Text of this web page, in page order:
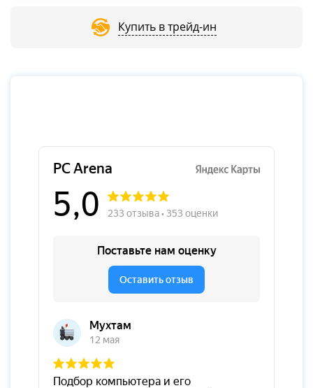
Купить в трейд-ин